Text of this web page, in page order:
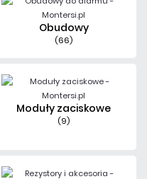
Obudowy
(66)
Moduły zaciskowe
(9)